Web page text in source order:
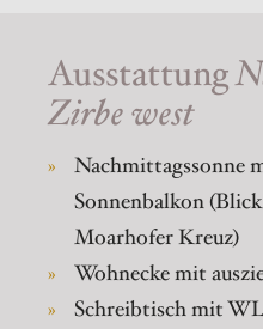
Ausstattung
Zirbe west
Nachmittagssonne
Sonnenbalkon
Moarhofer Kreuz)
Wohnecke mit
Schreibtisch mit